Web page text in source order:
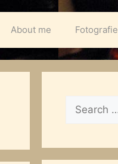
About me Fotografie
Search
for: